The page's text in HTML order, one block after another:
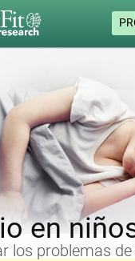
en
los problemas